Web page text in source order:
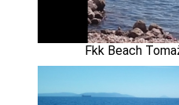
Fkk Beach